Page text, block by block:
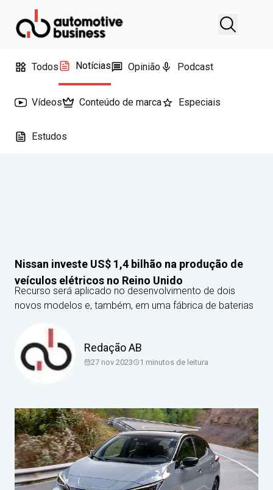
Todos Notícias Opinião Podcast
Vídeos Conteúdo de marca Especiais
Estudos
Nissan investe US$ 1,4 bilhão na produção de
veículos elétricos no Reino Unido
Recurso será aplicado no desenvolvimento de dois
novos modelos e, também, em uma fábrica de baterias
Redação AB
27 nov 2023 1 minutos de leitura